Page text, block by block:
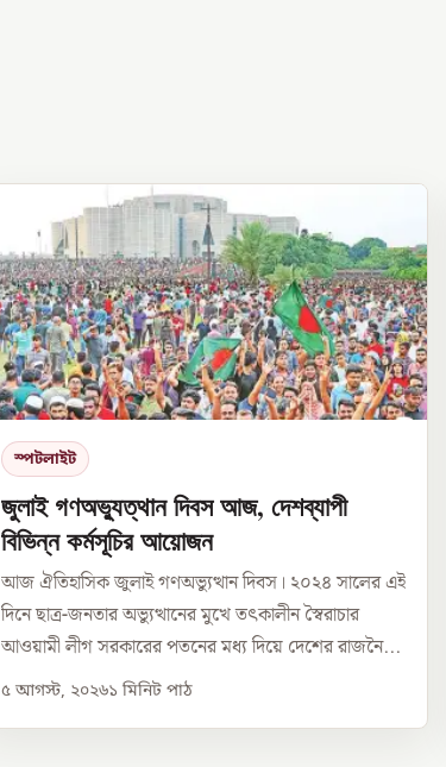
স্পটলাইট
জুলাই গণঅভ্যুত্থান দিবস আজ, দেশব্যাপী
বিভিন্ন কর্মসূচির আয়োজন
আজ ঐতিহাসিক জুলাই গণঅভ্যুত্থান দিবস। ২০২৪ সালের এই
দিনে ছাত্র-জনতার অভ্যুত্থানের মুখে তৎকালীন স্বৈরাচার
আওয়ামী লীগ সরকারের পতনের মধ্য দিয়ে দেশের রাজনৈ...
৫ আগস্ট, ২০২৬১ মিনিট পাঠ